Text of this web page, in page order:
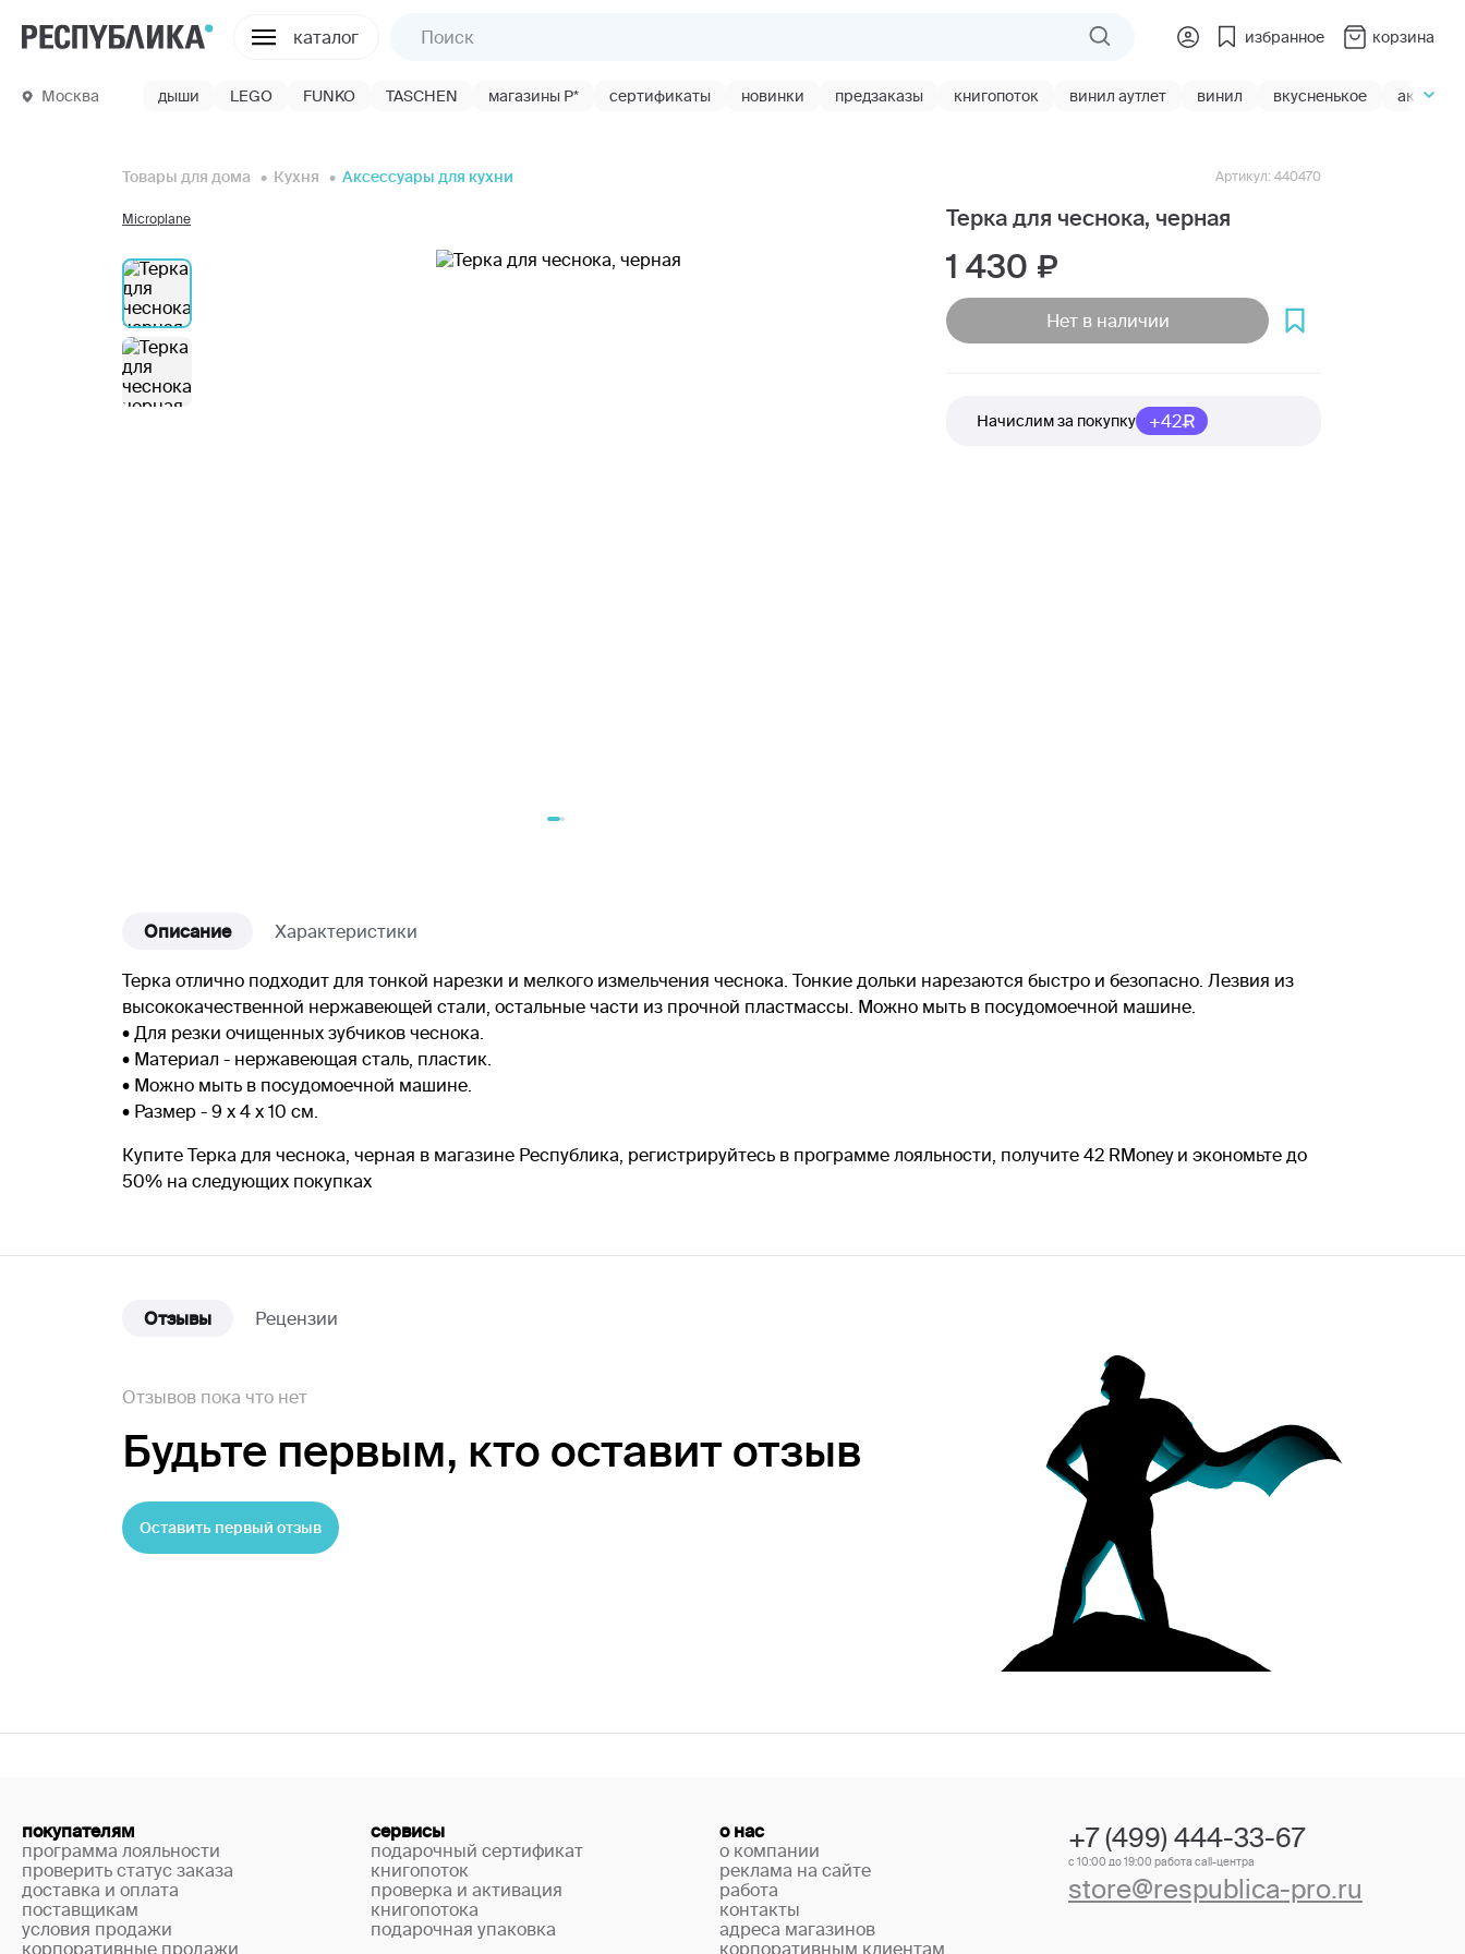
каталог избранное корзина
Москва дыши LEGO FUNKO TASCHEN магазины Р* сертификаты новинки предзаказы книгопоток винил аутлет винил вкусненькое акции
Товары для дома Кухня Аксессуары для кухни
Microplane Терка для чеснока, черная
Артикул: 440470
1 430
Нет в наличии
Начислим за покупку +42
Описание Характеристики
Терка отлично подходит для тонкой нарезки и мелкого измельчения чеснока. Тонкие дольки нарезаются быстро и безопасно. Лезвия из
высококачественной нержавеющей стали, остальные части из прочной пластмассы. Можно мыть в посудомоечной машине.
• Для резки очищенных зубчиков чеснока.
• Материал - нержавеющая сталь, пластик.
• Можно мыть в посудомоечной машине.
• Размер - 9 х 4 х 10 см.
Купите Терка для чеснока, черная в магазине Республика, регистрируйтесь в программе лояльности, получите 42 RMoney и экономьте до
50% на следующих покупках
Отзывы Рецензии
Отзывов пока что нет
Будьте первым, кто оставит отзыв
Оставить первый отзыв
покупателям
программа лояльности
проверить статус заказа
доставка и оплата
поставщикам
условия продажи
корпоративные продажи
сервисы
подарочный сертификат
книгопоток
проверка и активация
книгопотока
подарочная упаковка
о нас
о компании
реклама на сайте
работа
контакты
адреса магазинов
корпоративным клиентам
+7 (499) 444-33-67
с 10:00 до 19:00 работа call-центра
store@respublica-pro.ru